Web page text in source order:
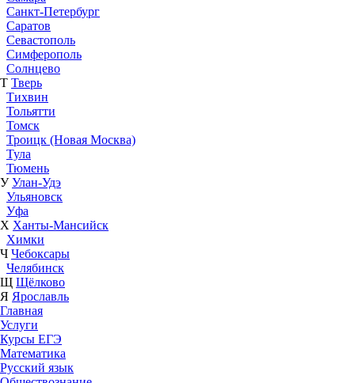
Санкт-Петербург
Саратов
Севастополь
Симферополь
Солнцево
Т Тверь
Тихвин
Тольятти
Томск
Троицк (Новая Москва)
Тула
Тюмень
У Улан-Удэ
Ульяновск
Уфа
Х Ханты-Мансийск
Химки
Ч Чебоксары
Челябинск
Щ Щёлково
Я Ярославль
Главная
Услуги
Курсы ЕГЭ
Математика
Русский язык